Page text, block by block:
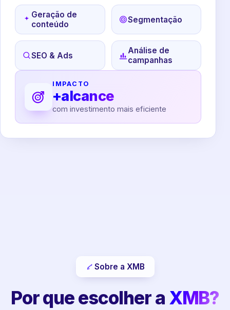
Geração de
conteúdo
Segmentação
SEO & Ads
Análise de
campanhas
IMPACTO
+alcance
com investimento mais eficiente
Sobre a XMB
Por que escolher a XMB?